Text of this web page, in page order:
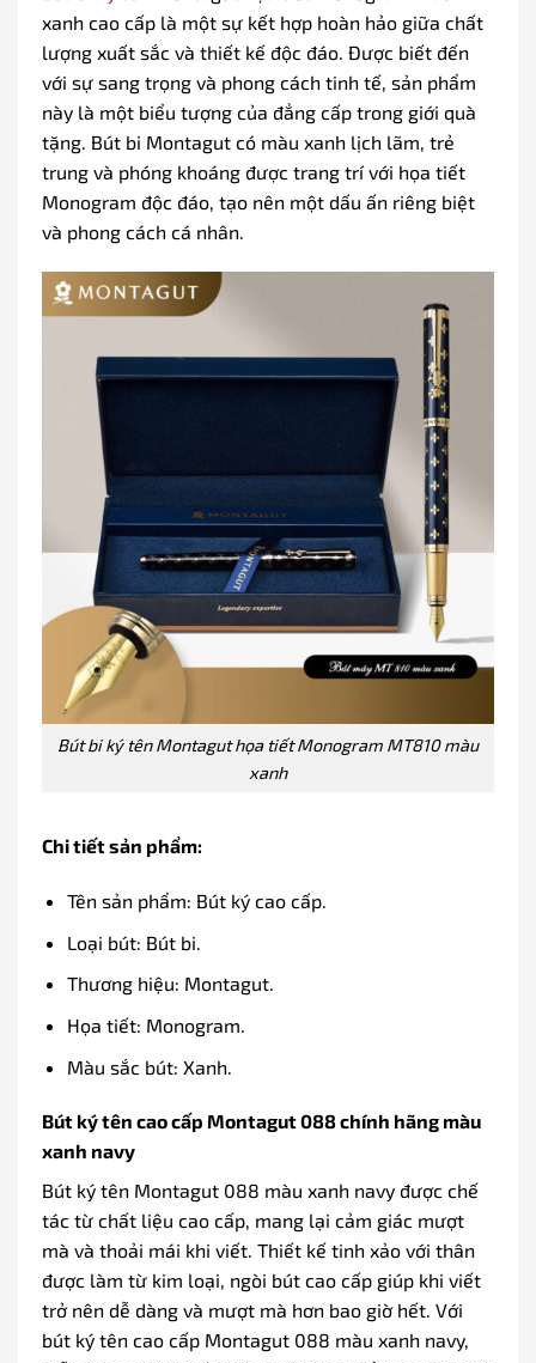
xanh cao cấp là một sự kết hợp hoàn hảo giữa chất
lượng xuất sắc và thiết kế độc đáo. Được biết đến
với sự sang trọng và phong cách tinh tế, sản phẩm
này là một biểu tượng của đẳng cấp trong giới quà
tặng. Bút bi Montagut có màu xanh lịch lãm, trẻ
trung và phóng khoáng được trang trí với họa tiết
Monogram độc đáo, tạo nên một dấu ấn riêng biệt
và phong cách cá nhân.
Bút bi ký tên Montagut họa tiết Monogram MT810 màu
xanh
Chi tiết sản phẩm:
Tên sản phẩm: Bút ký cao cấp.
Loại bút: Bút bi.
Thương hiệu: Montagut.
Họa tiết: Monogram.
Màu sắc bút: Xanh.
Bút ký tên cao cấp Montagut 088 chính hãng màu
xanh navy
Bút ký tên Montagut 088 màu xanh navy được chế
tác từ chất liệu cao cấp, mang lại cảm giác mượt
mà và thoải mái khi viết. Thiết kế tinh xảo với thân
được làm từ kim loại, ngòi bút cao cấp giúp khi viết
trở nên dễ dàng và mượt mà hơn bao giờ hết. Với
bút ký tên cao cấp Montagut 088 màu xanh navy,